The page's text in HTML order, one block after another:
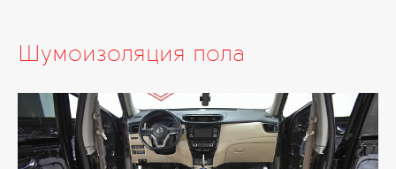
Шумоизоляция пола